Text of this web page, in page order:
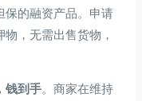
保的融资产品。申请
，无需出售货物，
钱到手。商家在维持